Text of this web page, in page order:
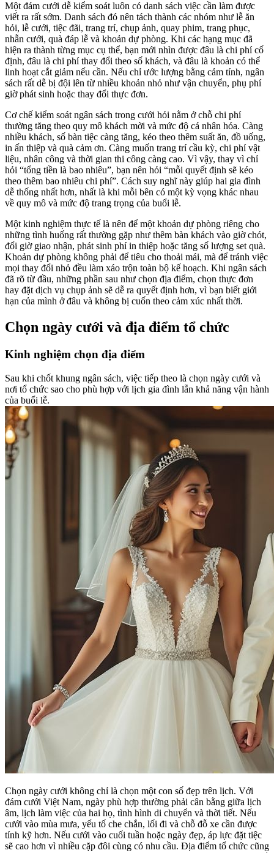
Một đám cưới dễ kiểm soát luôn có danh sách việc cần làm được
viết ra rất sớm. Danh sách đó nên tách thành các nhóm như lễ ăn
hỏi, lễ cưới, tiệc đãi, trang trí, chụp ảnh, quay phim, trang phục,
nhẫn cưới, quà đáp lễ và khoản dự phòng. Khi các hạng mục đã
hiện ra thành từng mục cụ thể, bạn mới nhìn được đâu là chi phí cố
định, đâu là chi phí thay đổi theo số khách, và đâu là khoản có thể
linh hoạt cắt giảm nếu cần. Nếu chỉ ước lượng bằng cảm tính, ngân
sách rất dễ bị đội lên từ nhiều khoản nhỏ như vận chuyển, phụ phí
giờ phát sinh hoặc thay đổi thực đơn.
Cơ chế kiểm soát ngân sách trong cưới hỏi nằm ở chỗ chi phí
thường tăng theo quy mô khách mời và mức độ cá nhân hóa. Càng
nhiều khách, số bàn tiệc càng tăng, kéo theo thêm suất ăn, đồ uống,
in ấn thiệp và quà cảm ơn. Càng muốn trang trí cầu kỳ, chi phí vật
liệu, nhân công và thời gian thi công càng cao. Vì vậy, thay vì chỉ
hỏi “tổng tiền là bao nhiêu”, bạn nên hỏi “mỗi quyết định sẽ kéo
theo thêm bao nhiêu chi phí”. Cách suy nghĩ này giúp hai gia đình
dễ thống nhất hơn, nhất là khi mỗi bên có một kỳ vọng khác nhau
về quy mô và mức độ trang trọng của buổi lễ.
Một kinh nghiệm thực tế là nên để một khoản dự phòng riêng cho
những tình huống rất thường gặp như thêm bàn khách vào giờ chót,
đổi giờ giao nhận, phát sinh phí in thiệp hoặc tăng số lượng set quà.
Khoản dự phòng không phải để tiêu cho thoải mái, mà để tránh việc
mọi thay đổi nhỏ đều làm xáo trộn toàn bộ kế hoạch. Khi ngân sách
đã rõ từ đầu, những phần sau như chọn địa điểm, chọn thực đơn
hay đặt dịch vụ chụp ảnh sẽ dễ ra quyết định hơn, vì bạn biết giới
hạn của mình ở đâu và không bị cuốn theo cảm xúc nhất thời.
Chọn ngày cưới và địa điểm tổ chức
Kinh nghiệm chọn địa điểm
Sau khi chốt khung ngân sách, việc tiếp theo là chọn ngày cưới và
nơi tổ chức sao cho phù hợp với lịch gia đình lẫn khả năng vận hành
của buổi lễ.
Chọn ngày cưới không chỉ là chọn một con số đẹp trên lịch. Với
đám cưới Việt Nam, ngày phù hợp thường phải cân bằng giữa lịch
âm, lịch làm việc của hai họ, tình hình di chuyển và thời tiết. Nếu
cưới vào mùa mưa, yếu tố che chắn, lối đi và chỗ đỗ xe cần được
tính kỹ hơn. Nếu cưới vào cuối tuần hoặc ngày đẹp, áp lực đặt tiệc
sẽ cao hơn vì nhiều cặp đôi cùng có nhu cầu. Địa điểm tổ chức cũng